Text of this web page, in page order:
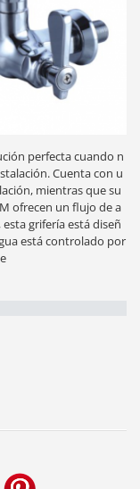
perfecta cuando n
Cuenta con u
mientras que su
ofrecen un flujo de a
grifería está diseñ
está controlado por